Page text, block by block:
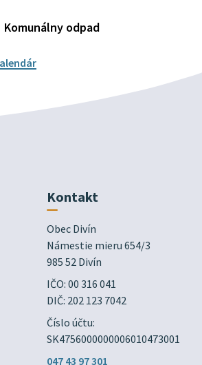
Komunálny odpad
Kontakt
Obec Divín
Námestie mieru 654/3
985 52 Divín
IČO: 00 316 041
DIČ: 202 123 7042
Číslo účtu:
SK4756000000006010473001
047 43 97 301